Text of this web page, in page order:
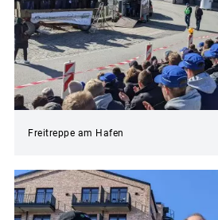
Freitreppe am Hafen